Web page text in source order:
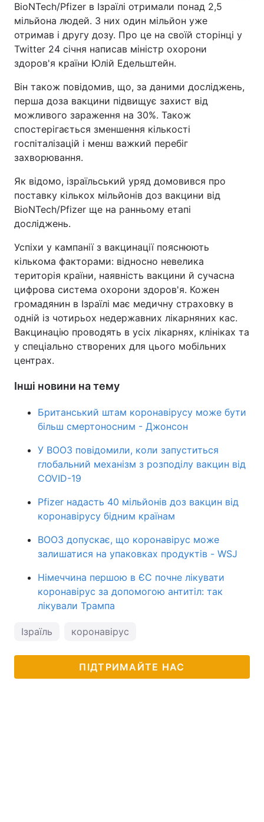
Тема оформлення
BioNTech/Pfizer в Ізраїлі отримали понад 2,5
мільйона людей. З них один мільйон уже
отримав і другу дозу. Про це на своїй сторінці у
Twitter 24 січня написав міністр охорони
здоров'я країни Юлій Едельштейн.
Він також повідомив, що, за даними досліджень,
перша доза вакцини підвищує захист від
можливого зараження на 30%. Також
спостерігається зменшення кількості
госпіталізацій і менш важкий перебіг
захворювання.
Як відомо, ізраїльський уряд домовився про
поставку кількох мільйонів доз вакцини від
BioNTech/Pfizer ще на ранньому етапі
досліджень.
Успіхи у кампанії з вакцинації пояснюють
кількома факторами: відносно невелика
територія країни, наявність вакцини й сучасна
цифрова система охорони здоров'я. Кожен
громадянин в Ізраїлі має медичну страховку в
одній із чотирьох недержавних лікарняних кас.
Вакцинацію проводять в усіх лікарнях, клініках та
у спеціально створених для цього мобільних
центрах.
Інші новини на тему
Британський штам коронавірусу може бути
більш смертоносним - Джонсон
У ВООЗ повідомили, коли запуститься
глобальний механізм з розподілу вакцин від
COVID-19
Pfizer надасть 40 мільйонів доз вакцин від
коронавірусу бідним країнам
ВООЗ допускає, що коронавірус може
залишатися на упаковках продуктів - WSJ
Німеччина першою в ЄС почне лікувати
коронавірус за допомогою антитіл: так
лікували Трампа
Ізраїль коронавірус
ПІДТРИМАЙТЕ НАС